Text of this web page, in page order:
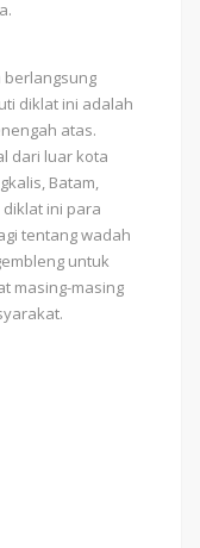
berlangsung
diklat ini adalah
atas.
dari luar kota
Batam,
diklat ini para
tentang wadah
untuk
masing-masing